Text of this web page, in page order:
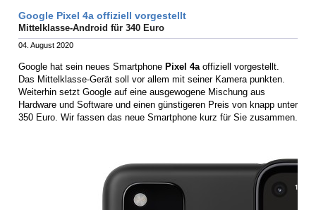
Google Pixel 4a offiziell vorgestellt
Mittelklasse-Android für 340 Euro
04. August 2020
Google hat sein neues Smartphone Pixel 4a offiziell vorgestellt.
Das Mittelklasse-Gerät soll vor allem mit seiner Kamera punkten.
Weiterhin setzt Google auf eine ausgewogene Mischung aus
Hardware und Software und einen günstigeren Preis von knapp unter
350 Euro. Wir fassen das neue Smartphone kurz für Sie zusammen.